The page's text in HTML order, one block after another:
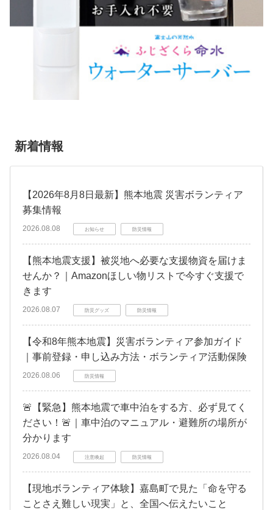
新着情報
【2026年8月8日最新】熊本地震 災害ボランティア
募集情報
2026.08.08 お知らせ 防災情報
【熊本地震支援】被災地へ必要な支援物資を届けま
せんか？｜Amazonほしい物リストで今すぐ支援で
きます
2026.08.07 防災グッズ 防災情報
【令和8年熊本地震】災害ボランティア参加ガイド
｜事前登録・申し込み方法・ボランティア活動保険
2026.08.06 防災情報
🚨【緊急】熊本地震で車中泊をする方、必ず見てく
ださい！🚨｜車中泊のマニュアル・避難所の場所が
分かります
2026.08.04 注意喚起 防災情報
【現地ボランティア体験】嘉島町で見た「命を守る
ことさえ難しい現実」と、全国へ伝えたいこと